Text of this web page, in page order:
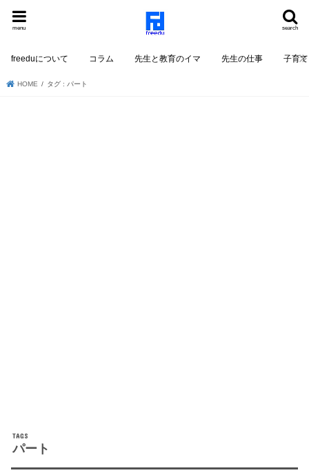
search
menu
freeduについて コラム 先生と教育のイマ 先生の仕事 子育て
HOME タグ : パート
パート